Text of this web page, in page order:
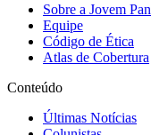
Sobre a Jovem Pan
Equipe
Código de Ética
Atlas de Cobertura
Conteúdo
Últimas Notícias